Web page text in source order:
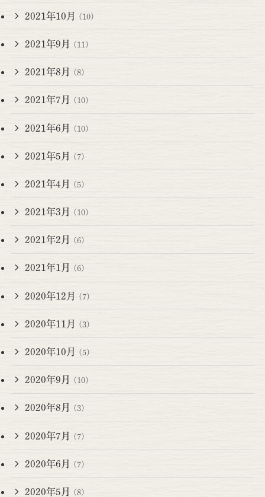
2021年10月 (10)
2021年9月 (11)
2021年8月 (8)
2021年7月 (10)
2021年6月 (10)
2021年5月 (7)
2021年4月 (5)
2021年3月 (10)
2021年2月 (6)
2021年1月 (6)
2020年12月 (7)
2020年11月 (3)
2020年10月 (5)
2020年9月 (10)
2020年8月 (3)
2020年7月 (7)
2020年6月 (7)
2020年5月 (8)